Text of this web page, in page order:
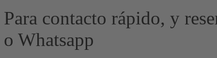
Para contacto rápido, y
o Whatsapp